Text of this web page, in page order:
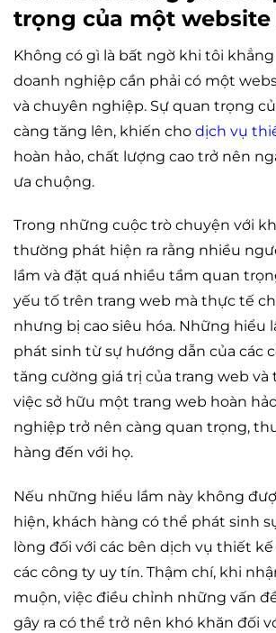
trọng của một website
Không có gì là bất ngờ khi tôi
doanh nghiệp cần phải có một
và chuyên nghiệp. Sự quan trọng
càng tăng lên, khiến cho dịch vụ
hoàn hảo, chất lượng cao trở nên
ưa chuộng.
Trong những cuộc trò chuyện với
thường phát hiện ra rằng nhiều
lầm và đặt quá nhiều tầm quan
yếu tố trên trang web mà thực tế
nhưng bị cao siêu hóa. Những hiểu
phát sinh từ sự hướng dẫn của các
tăng cường giá trị của trang web và
việc sở hữu một trang web hoàn
nghiệp trở nên càng quan trọng,
hàng đến với họ.
Nếu những hiểu lầm này không
hiện, khách hàng có thể phát sinh
lòng đối với các bên dịch vụ thiết
các công ty uy tín. Thậm chí, khi
muộn, việc điều chỉnh những vấn
gây ra có thể trở nên khó khăn đối